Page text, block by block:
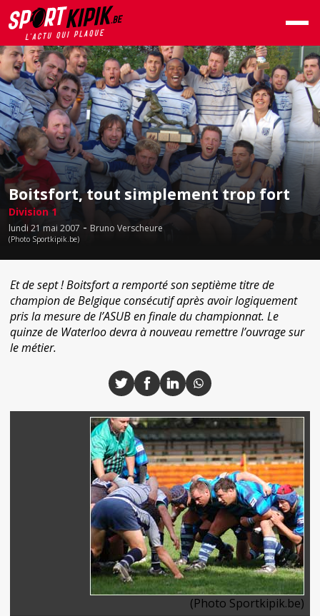
Boitsfort, tout simplement trop fort
Division 1
lundi 21 mai 2007 - Bruno Verscheure
(Photo Sportkipik.be)
Et de sept ! Boitsfort a remporté son septième titre de
champion de Belgique consécutif après avoir logiquement
pris la mesure de l’ASUB en finale du championnat. Le
quinze de Waterloo devra à nouveau remettre l’ouvrage sur
le métier.
(Photo Sportkipik.be)